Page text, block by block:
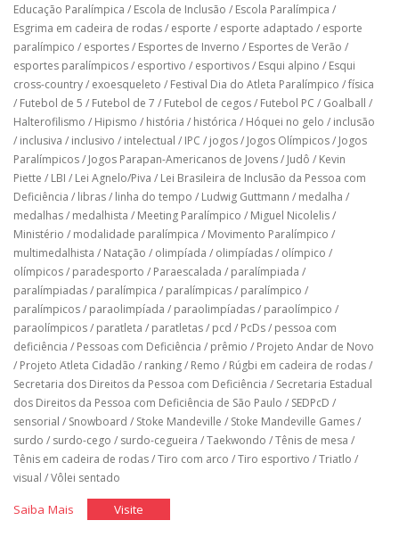
Educação Paralímpica / Escola de Inclusão / Escola Paralímpica /
Esgrima em cadeira de rodas/ esporte / esporte adaptado / esporte
paralímpico / esportes/ Esportes de Inverno / Esportes de Verão /
esportes paralímpicos/ esportivo / esportivos/ Esqui alpino / Esqui
cross-country/ exoesqueleto / Festival Dia do Atleta Paralímpico /física
/ Futebol de 5 / Futebol de 7 / Futebol de cegos/ Futebol PC / Goalball /
Halterofilismo / Hipismo / história / histórica / Hóquei no gelo / inclusão
/ inclusiva / inclusivo / intelectual / IPC / jogos/ Jogos Olímpicos/ Jogos
Paralímpicos/ Jogos Parapan-Americanos de Jovens/ Judô / Kevin
Piette / LBI / Lei Agnelo/Piva / Lei Brasileira de Inclusão da Pessoa com
Deficiência / libras/ linha do tempo / Ludwig Guttmann / medalha /
medalhas/ medalhista / Meeting Paralímpico / Miguel Nicolelis/
Ministério / modalidade paralímpica / Movimento Paralímpico /
multimedalhista / Natação / olimpíada / olimpíadas/ olímpico /
olímpicos/ paradesporto / Paraescalada / paralímpiada /
paralímpiadas/ paralímpica / paralímpicas/ paralímpico /
paralímpicos/ paraolimpíada / paraolimpíadas/ paraolímpico /
paraolímpicos/ paratleta / paratletas/ pcd / PcDs/ pessoa com
deficiência / Pessoas com Deficiência / prêmio / Projeto Andar de Novo
/ Projeto Atleta Cidadão / ranking/ Remo / Rúgbi em cadeira de rodas/
Secretaria dos Direitos da Pessoa com Deficiência / Secretaria Estadual
dos Direitos da Pessoa com Deficiência de São Paulo / SEDPcD /
sensorial / Snowboard / Stoke Mandeville / Stoke Mandeville Games/
surdo / surdo-cego / surdo-cegueira /Taekwondo /Tênis de mesa /
Tênis em cadeira de rodas/Tiro com arco /Tiro esportivo /Triatlo /
visual /Vôlei sentado
Saiba Mais"HistóriaVisite"História